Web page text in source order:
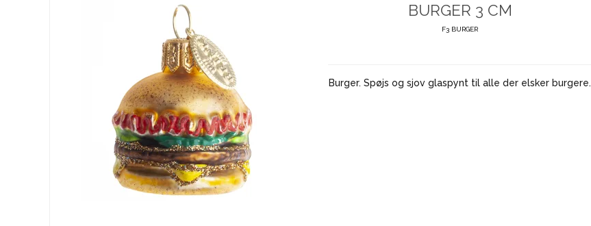
BURGER 3 CM
F3 BURGER
Burger. Spøjs og sjov glaspynt til alle der elsker burgere.